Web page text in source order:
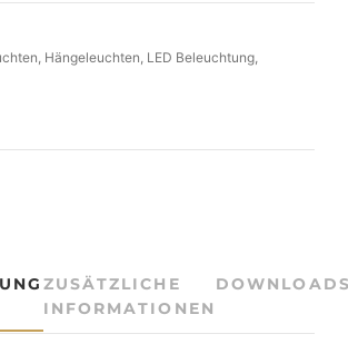
, Hängeleuchten, LED Beleuchtung
ZUSÄTZLICHE
INFORMATIONEN